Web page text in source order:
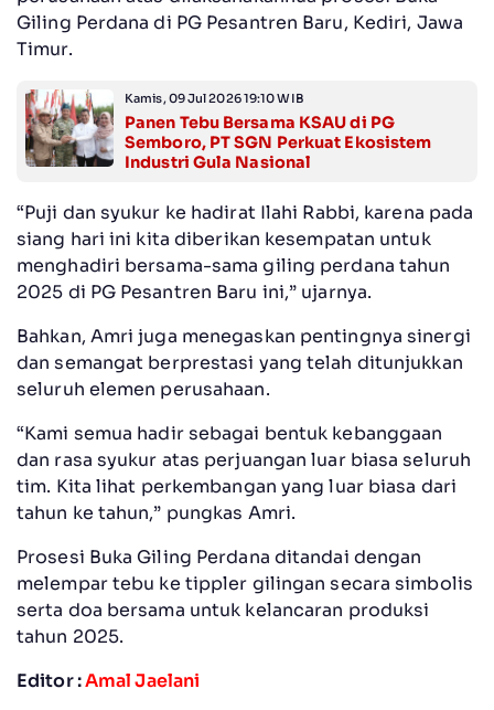
Giling Perdana di PG Pesantren Baru, Kediri, Jawa
Timur.
Kamis, 09 Jul 2026 19:10 WIB
Panen Tebu Bersama KSAU di PG
Semboro, PT SGN Perkuat Ekosistem
Industri Gula Nasional
“Puji dan syukur ke hadirat Ilahi Rabbi, karena pada
siang hari ini kita diberikan kesempatan untuk
menghadiri bersama-sama giling perdana tahun
2025 di PG Pesantren Baru ini,” ujarnya.
Bahkan, Amri juga menegaskan pentingnya sinergi
dan semangat berprestasi yang telah ditunjukkan
seluruh elemen perusahaan.
“Kami semua hadir sebagai bentuk kebanggaan
dan rasa syukur atas perjuangan luar biasa seluruh
tim. Kita lihat perkembangan yang luar biasa dari
tahun ke tahun,” pungkas Amri.
Prosesi Buka Giling Perdana ditandai dengan
melempar tebu ke tippler gilingan secara simbolis
serta doa bersama untuk kelancaran produksi
tahun 2025.
Editor :Amal Jaelani